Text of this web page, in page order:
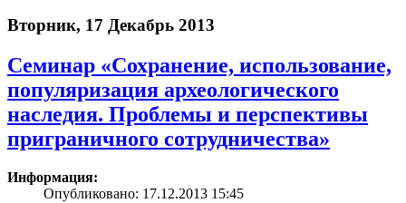
Вторник, 17 Декабрь 2013
Семинар «Сохранение, использование,
популяризация археологического
наследия. Проблемы и перспективы
приграничного сотрудничества»
Информация:
Опубликовано: 17.12.2013 15:45